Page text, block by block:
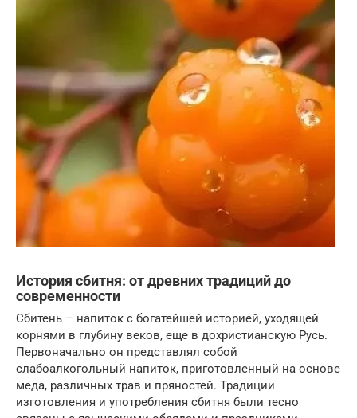
История сбитня: от древних традиций до
современности
Сбитень – напиток с богатейшей историей, уходящей
корнями в глубину веков, еще в дохристианскую Русь.
Первоначально он представлял собой
слабоалкогольный напиток, приготовленный на основе
меда, различных трав и пряностей. Традиции
изготовления и употребления сбитня были тесно